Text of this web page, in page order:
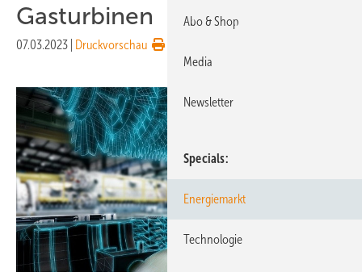
Gasturbinen
07.03.2023 Druckvorschau
Abo & Shop
Media
Newsletter
Specials
Energiemarkt
Technologie